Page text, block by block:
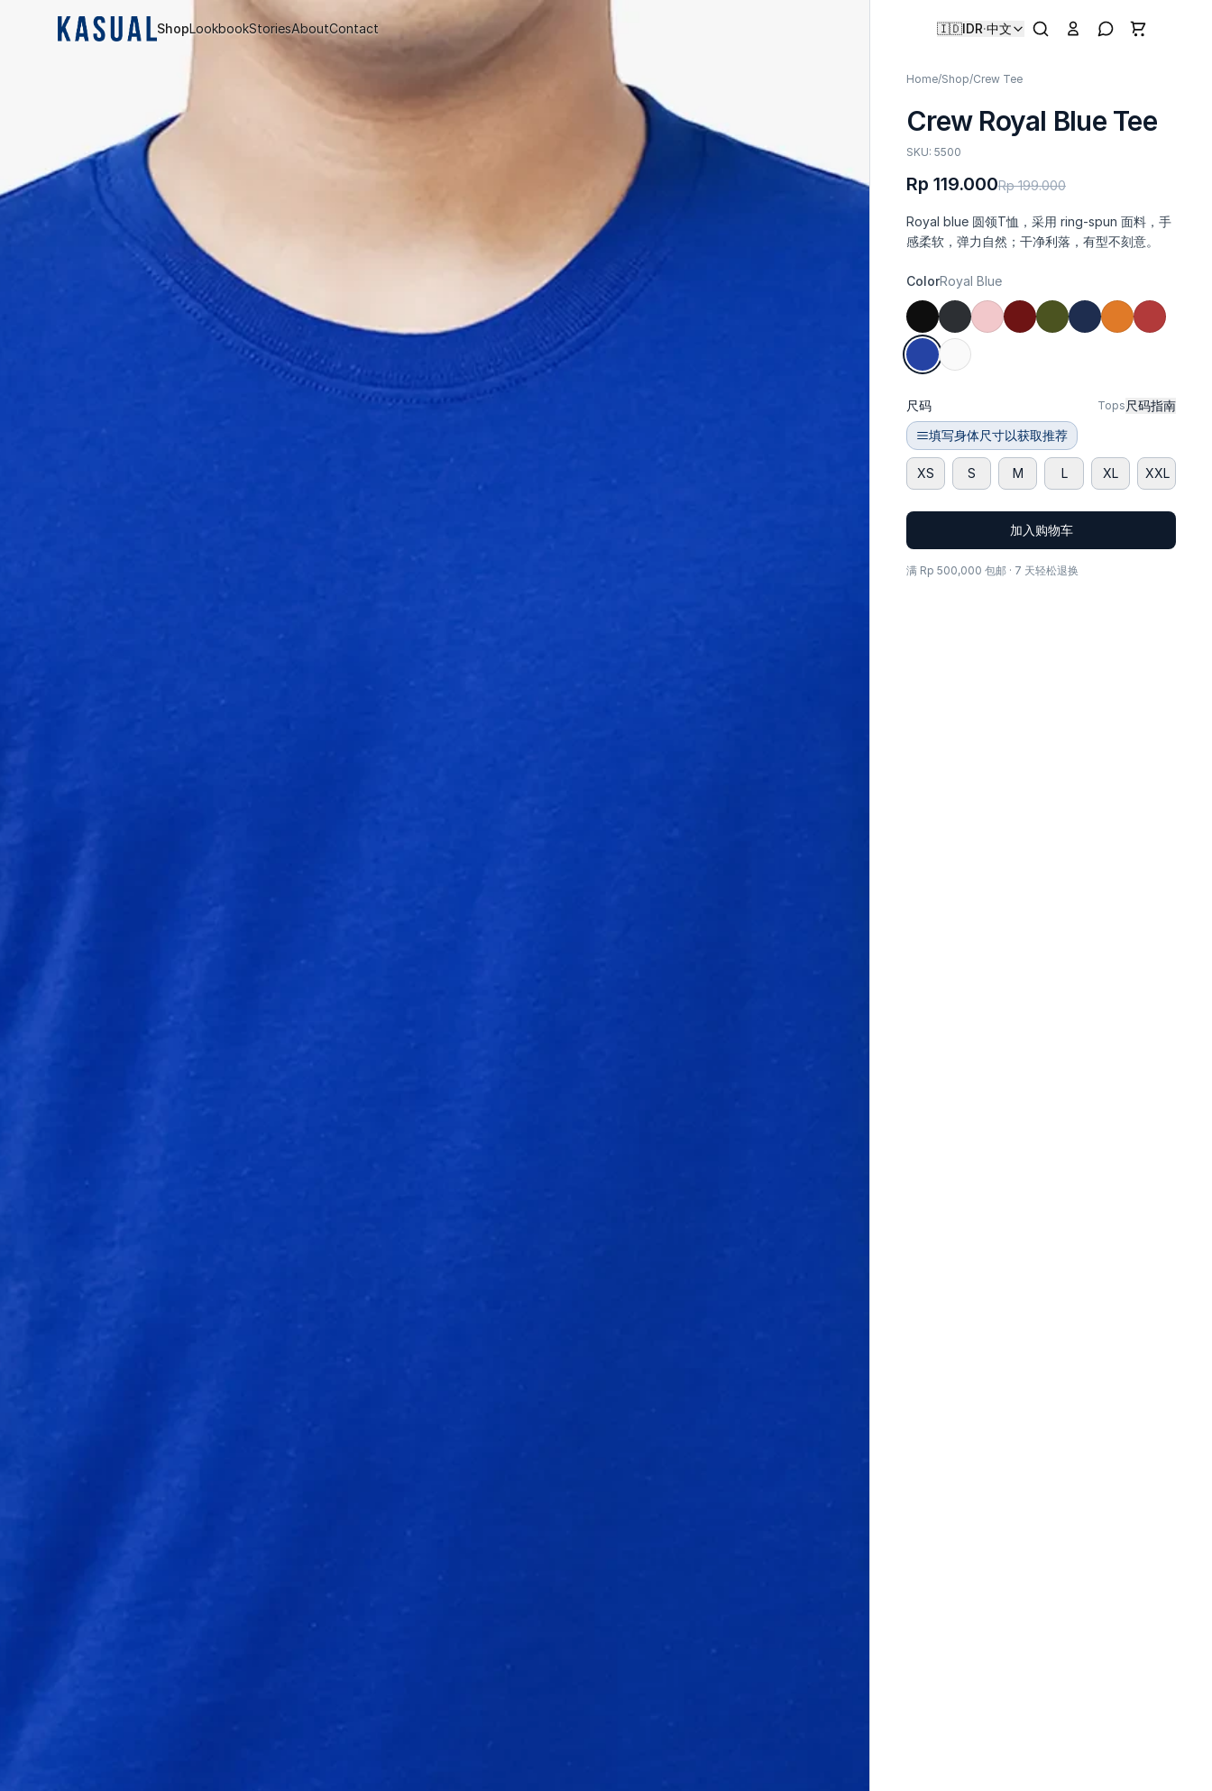
ShopLookbookStoriesAboutContact 🇮🇩IDR·中文
Home/Shop/Crew Tee
Crew Royal Blue Tee
SKU: 5500
Rp 119.000Rp 199.000
Royal blue 圆领T恤，采用 ring-spun 面料，手
感柔软，弹力自然；干净利落，有型不刻意。
ColorRoyal Blue
尺码 Tops 尺码指南
填写身体尺寸以获取推荐
XS S M L XL XXL
加入购物车
满 Rp 500,000 包邮 · 7 天轻松退换